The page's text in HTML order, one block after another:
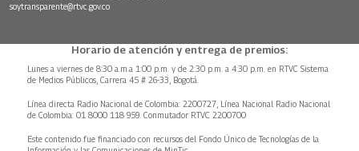
soytransparente@rtvc.gov.co
Horario de atención y entrega de premios:
Lunes a viernes de 8:30 a.m.a 1:00 p.m. y de 2:30 p.m. a 4:30 p.m. en RTVC Sistema
de Medios Públicos, Carrera 45 # 26-33, Bogotá.
Línea directa Radio Nacional de Colombia: 2200727, Línea Nacional Radio Nacional
de Colombia: 01 8000 118 959. Conmutador RTVC 2200700
Este contenido fue financiado con recursos del Fondo Único de Tecnologías de la